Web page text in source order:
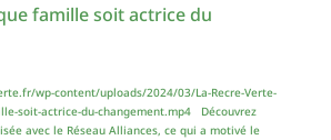
famille soit actrice du
wp-content/uploads/2024/03/La-Recre-Verte-
soit-actrice-du-changement.mp4 Découvrez
avec le Réseau Alliances, ce qui a motivé le